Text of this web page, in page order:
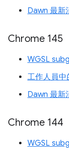
Dawn 最新
Chrome 145
WGSL
工作人員中
Dawn 最新
Chrome 144
WGSL